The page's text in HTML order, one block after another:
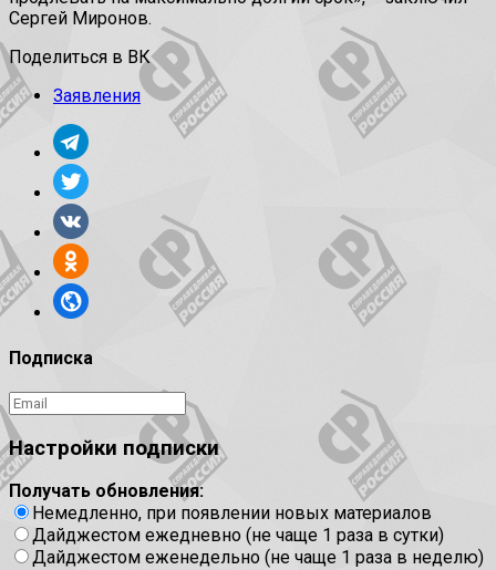
Сергей Миронов.
Поделиться в ВК
Заявления
Подписка
Настройки подписки
Получать обновления:
Немедленно, при появлении новых материалов
Дайджестом ежедневно (не чаще 1 раза в сутки)
Дайджестом еженедельно (не чаще 1 раза в неделю)